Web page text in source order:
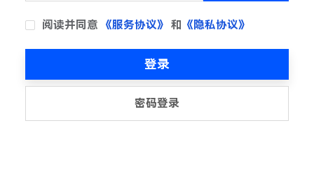
阅读并同意 《服务协议》 和 《隐私协议》
登录
密码登录